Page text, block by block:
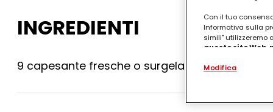
INGREDIENTI
9 capesante fresche o surgelate con
Con il tuo
Informativa sulla
simili" utilizzeremo
questo sito
.
(rispettivamente
terzi, conservare
Modifica